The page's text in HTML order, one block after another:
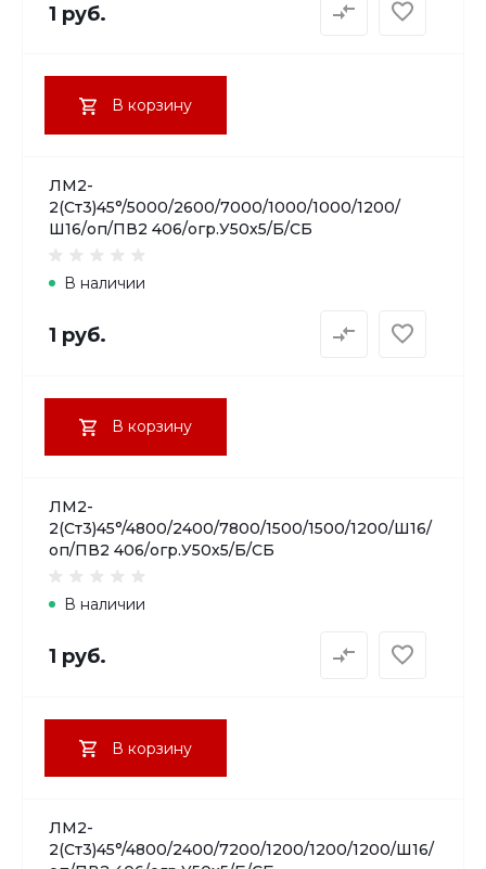
1 руб.
В корзину
ЛМ2-
2(Ст3)45°/5000/2600/7000/1000/1000/1200/
Ш16/оп/ПВ2 406/огр.У50х5/Б/СБ
В наличии
1 руб.
В корзину
ЛМ2-
2(Ст3)45°/4800/2400/7800/1500/1500/1200/Ш16/
оп/ПВ2 406/огр.У50х5/Б/СБ
В наличии
1 руб.
В корзину
ЛМ2-
2(Ст3)45°/4800/2400/7200/1200/1200/1200/Ш16/